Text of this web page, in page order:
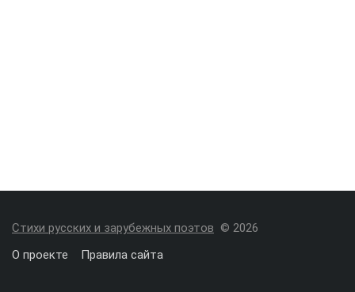
Стихи русских и зарубежных поэтов © 2026
О проекте
Правила сайта